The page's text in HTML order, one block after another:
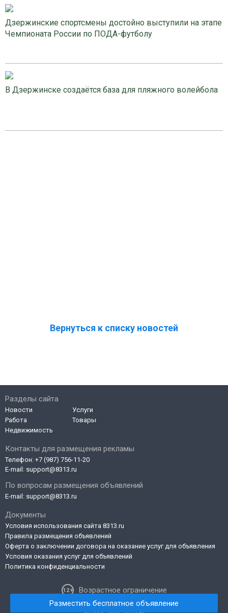
Дзержинские спортсмены достойно выступили на этапе
Чемпионата России по ПОДА-футболу
В Дзержинске создаётся база для пляжного волейбола
Вернуться к списку новостей
Контакты для размещения рекламы
Телефон: +7 (987) 756-11-20
E-mail: support@8313.ru
По вопросам размещения объявлений
E-mail: support@8313.ru
Документы
Условия использования сайта 8313.ru
Правила размещения объявлений
Оферта о заключении договора на оказание услуг для объявления
Условия оказания услуг для объявлений
Политика конфиденциальности
Возрастное ограничение
Разделы сайта
Новости
Работа
Недвижимость
Услуги
Товары
Разместить бесплатное объявление